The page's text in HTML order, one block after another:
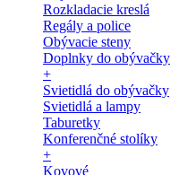
Rozkladacie kreslá
Regály a police
Obývacie steny
Doplnky do obývačky
+
Svietidlá do obývačky
Svietidlá a lampy
Taburetky
Konferenčné stolíky
+
Kovové